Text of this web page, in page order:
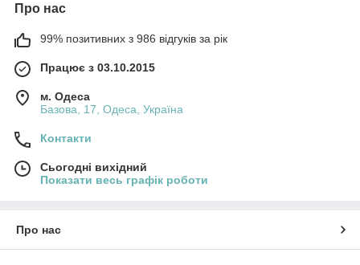
Про нас
99% позитивних з 986 відгуків за рік
Працює з 03.10.2015
м. Одеса
Базова, 17, Одеса, Україна
Контакти
Сьогодні вихідний
Показати весь графік роботи
Про нас